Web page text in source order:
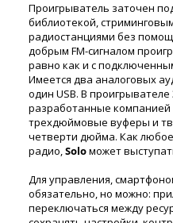
Проигрыватель заточен
библиотекой,
радиостанциями без
добрым FM-сигналом
равно как и с
Имеется два аналоговых
один USB. В проигрывателе
разработанные компанией
трехдюймовые вуферы и
четверти дюйма. Как
радио,Soloможет
Для управления,
обязательно, но можно:
переключаться между